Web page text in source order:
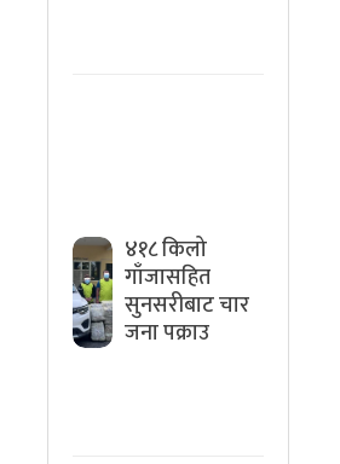
४१८ किलो
गाँजासहित
सुनसरीबाट चार
जना पक्राउ